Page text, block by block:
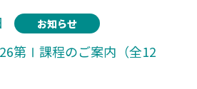
お知らせ
第Ⅰ課程のご案内（全12